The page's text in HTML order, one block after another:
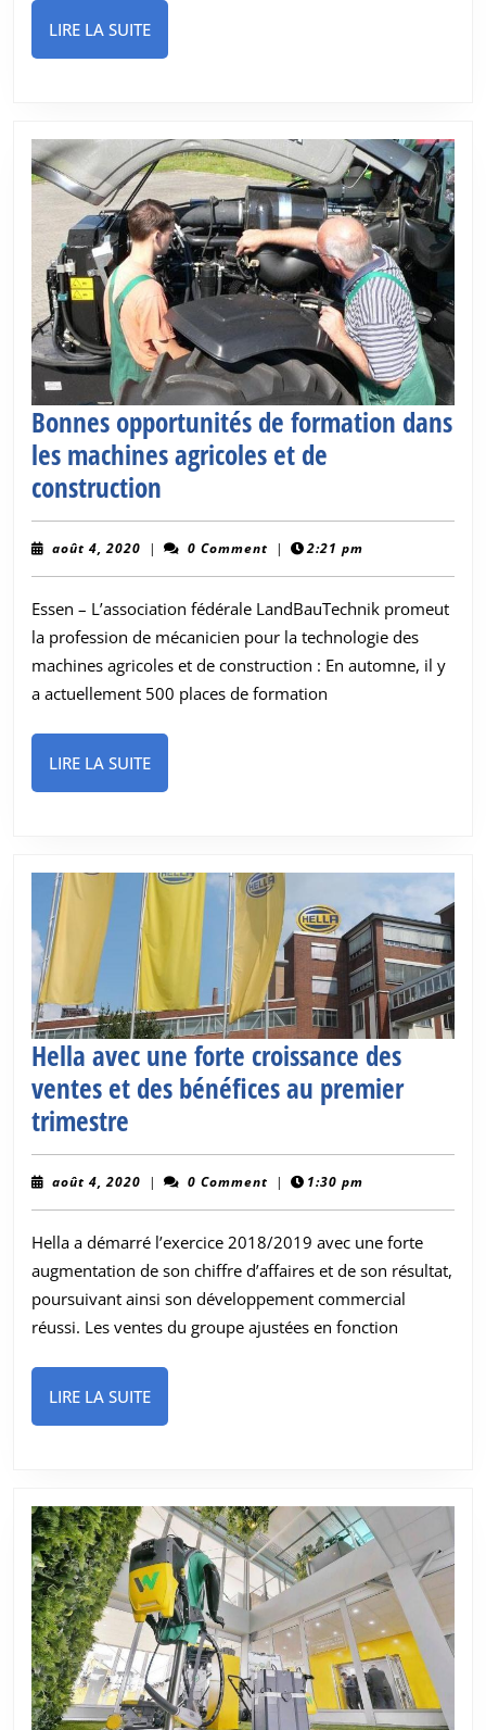
LOURDE
PRODUITES
PAR
90
FABRICANTS
INTERNATIONAUX
LIRE LA SUITELIRE
LA
Bonnes opportunités de formation dans
les machines agricoles et de
construction
opportunités
de
formation
dans
les
machines
agricoles
et
de
août 4, 2020 août
| 0 Comment | 2:21 pm
Essen – L’association fédérale LandBauTechnik promeut
la profession de mécanicien pour la technologie des
machines agricoles et de construction : En automne, il y
a actuellement 500 places de formation
LIRE LA SUITELIRE
LA
Hella avec une forte croissance des
ventes et des bénéfices au premier
trimestre
avec
une
forte
croissance
des
ventes
bénéfices
trimestre
août 4, 2020 août
| 0 Comment | 1:30 pm
Hella a démarré l’exercice 2018/2019 avec une forte
augmentation de son chiffre d’affaires et de son résultat,
poursuivant ainsi son développement commercial
réussi. Les ventes du groupe ajustées en fonction
LIRE LA SUITELIRE
LA